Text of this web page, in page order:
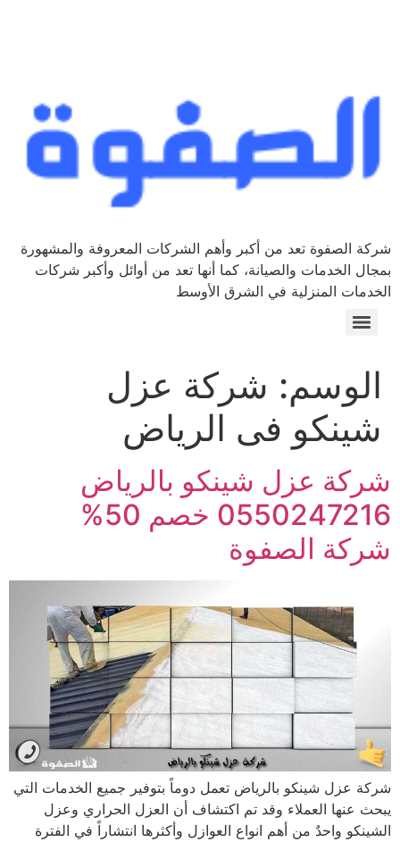
شركة الصفوة تعد من أكبر وأهم الشركات المعروفة والمشهورة
بمجال الخدمات والصيانة، كما أنها تعد من أوائل وأكبر شركات
الخدمات المنزلية في الشرق الأوسط
الوسم: شركة عزل
شينكو فى الرياض
شركة عزل شينكو بالرياض
0550247216 خصم 50%
شركة الصفوة
شركة عزل شينكو بالرياض تعمل دوماً بتوفير جميع الخدمات التي
يبحث عنها العملاء وقد تم اكتشاف أن العزل الحراري وعزل
الشينكو واحدٌ من أهم انواع العوازل وأكثرها انتشاراً في الفترة